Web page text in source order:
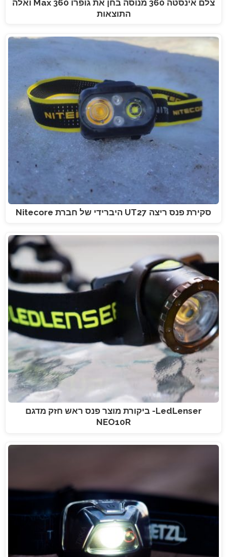
צלם אינסטה 360 מנוסה בחן את גופרו Max 360 ואלה
התוצאות
סקירת פנס ריצה UT27 היברידי של חברת Nitecore
LedLenser- ביקורת מוצר פנס ראש חזק מדגם
NEO10R